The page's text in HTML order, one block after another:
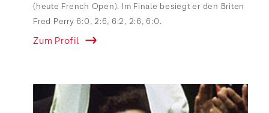
(heute French Open). Im Finale besiegt er den Briten
Fred Perry 6:0, 2:6, 6:2, 2:6, 6:0.
Zum Profil